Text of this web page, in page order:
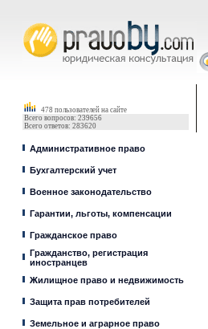
478 пользователей на сайте
Всего вопросов: 239656
Всего ответов: 283620
Административное право
Бухгалтерский учет
Военное законодательство
Гарантии, льготы, компенсации
Гражданское право
Гражданство, регистрация
иностранцев
Жилищное право и недвижимость
Защита прав потребителей
Земельное и аграрное право